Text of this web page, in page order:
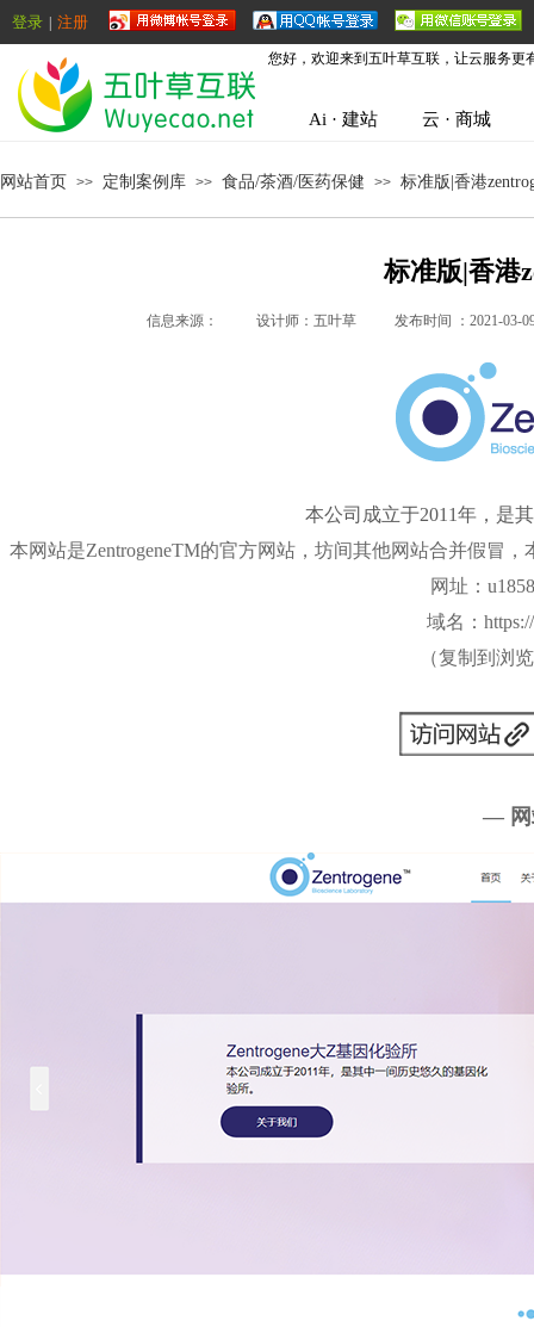
登录 注册
您好，欢迎来到五叶草互联，让云服务更
Ai · 建站 云 · 商城
网站首页 >> 定制案例库 >> 食品/茶酒/医药保健 >> 标准版|香港
标准版|香港
信息来源： 设计师： 五叶草 发布时间 ： 2021-03-
本公司成立于2011年，是
本网站是ZentrogeneTM的官方网站，坊间其他网站合并假冒
网址 ：
域名：
（复制到浏
— 网